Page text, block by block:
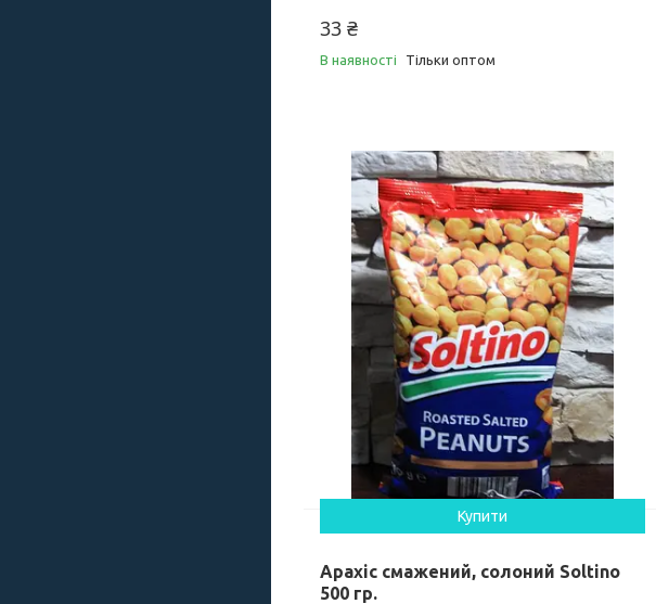
33 ₴
В наявності Тільки оптом
Купити
Арахіс смажений, солоний Soltino
500 гр.